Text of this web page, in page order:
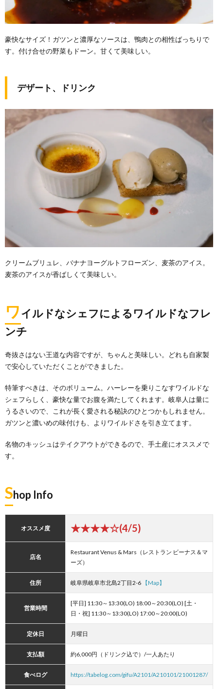
豪快なサイズ！ガツンと濃厚なソースは、鴨肉との相性ばっちりで
す。付け合せの野菜もドーン。甘くて美味しい。
デザート、ドリンク
クリームブリュレ、バナナヨーグルトフローズン、麦茶のアイス。
麦茶のアイスが香ばしくて美味しい。
ワイルドなシェフによるワイルドなフレ
ンチ
奇抜さはない王道な内容ですが、ちゃんと美味しい。どれも自家製
で安心していただくことができました。
特筆すべきは、そのボリューム。ハーレーを乗りこなすワイルドな
シェフらしく、豪快な量でお腹を満たしてくれます。岐阜人は量に
うるさいので、これが長く愛される秘訣のひとつかもしれません。
ガツンと濃いめの味付けも、よりワイルドさを引き立てます。
名物のキッシュはテイクアウトができるので、手土産にオススメで
す。
Shop Info
オススメ度 ★★★★☆(4/5)
店名
Restaurant Venus & Mars（レストラン ビーナス＆マ
ーズ）
住所 岐阜県岐阜市北島2丁目2-6 【Map】
営業時間
[平日] 11:30～13:30(LO) 18:00～20:30(LO) [土・
日・祝] 11:30～13:30(LO) 17:00～20:00(LO)
定休日 月曜日
支払額 約6,000円（ドリンク込で）/一人あたり
食べログ https://tabelog.com/gifu/A2101/A210101/21001287/